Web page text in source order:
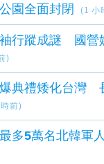
園全面封閉
(1 小
行蹤成謎 國營
)
典禮矮化台灣
前)
多5萬名北韓軍